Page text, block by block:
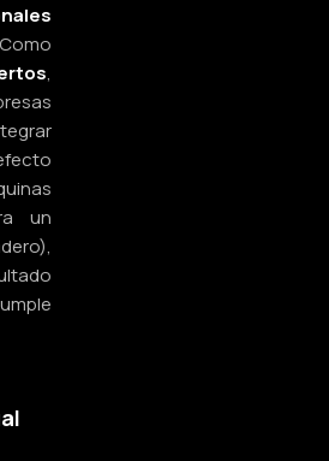
,
un